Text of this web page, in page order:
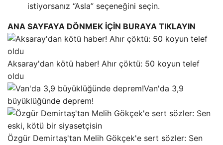
istiyorsanız “Asla” seçeneğini seçin.
ANA SAYFAYA DÖNMEK İÇİN BURAYA TIKLAYIN
Aksaray'dan kötü haber! Ahır çöktü: 50 koyun telef
oldu
Van'da 3,9
büyüklüğünde deprem!
Özgür Demirtaş'tan Melih Gökçek'e sert sözler: Sen